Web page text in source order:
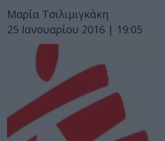
Μαρία Τσιλιμιγκάκη
25 Ιανουαρίου 2016 | 19:05